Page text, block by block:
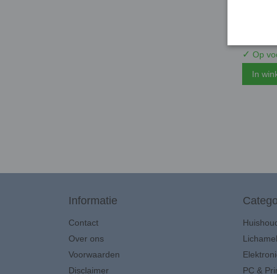
✓ Op
In
Informatie
Contact
Over ons
Voorwaarden
Disclaimer
PC &